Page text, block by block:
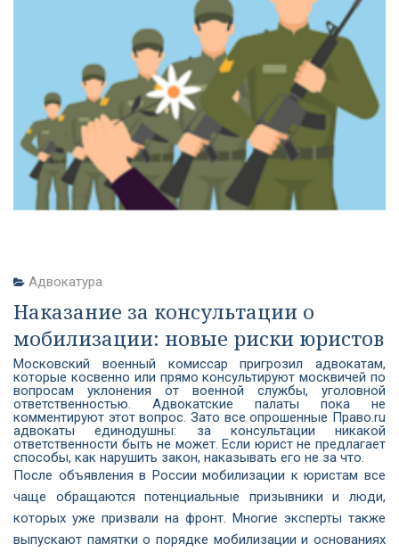
Адвокатура
Наказание за консультации о
мобилизации: новые риски юристов
Московский военный комиссар пригрозил адвокатам,
которые косвенно или прямо консультируют москвичей по
вопросам уклонения от военной службы, уголовной
ответственностью. Адвокатские палаты пока не
комментируют этот вопрос. Зато все опрошенные Право.ru
адвокаты единодушны: за консультации никакой
ответственности быть не может. Если юрист не предлагает
способы, как нарушить закон, наказывать его не за что.
После объявления в России мобилизации к юристам все
чаще обращаются потенциальные призывники и люди,
которых уже призвали на фронт. Многие эксперты также
выпускают памятки о порядке мобилизации и основаниях